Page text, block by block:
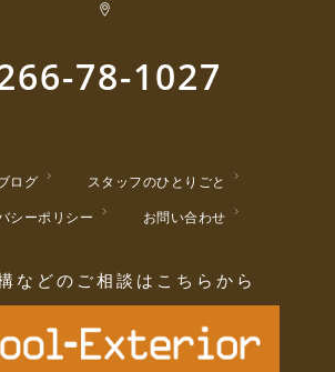
78-1027
ログ
スタッフのひとりごと
シーポリシー
お問い合わせ
などのご相談はこちらから